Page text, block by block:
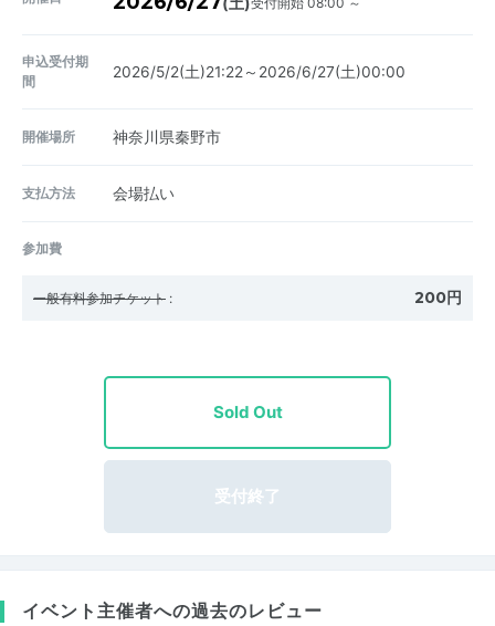
申込受付期
間
2026/5/2(土)21:22～2026/6/27(土)00:00
開催場所 神奈川県秦野市
支払方法 会場払い
参加費
一般有料参加チケット : 200円
Sold Out
受付終了
イベント主催者への過去のレビュー